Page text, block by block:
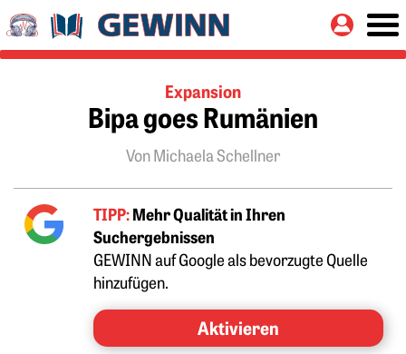
Springe zu:
Expansion
Bipa goes Rumänien
Von Michaela Schellner
TIPP:Mehr Qualität in Ihren
Suchergebnissen
GEWINN auf Google als bevorzugte Quelle
hinzufügen.
Aktivieren